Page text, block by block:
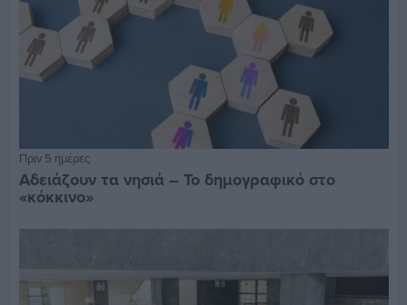
Πριν 5 ημέρες
Αδειάζουν τα νησιά – Το δημογραφικό στο
«κόκκινο»